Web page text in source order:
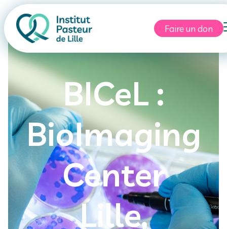
BICeL :
BioImaging
Center
Lille,
Faire un don